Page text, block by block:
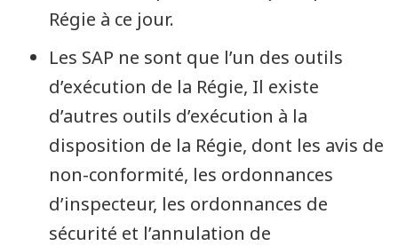
Régie à ce jour.
Les SAP ne sont que l’un des outils
d’exécution de la Régie, Il existe
d’autres outils d’exécution à la
disposition de la Régie, dont les avis de
non-conformité, les ordonnances
d’inspecteur, les ordonnances de
sécurité et l’annulation de